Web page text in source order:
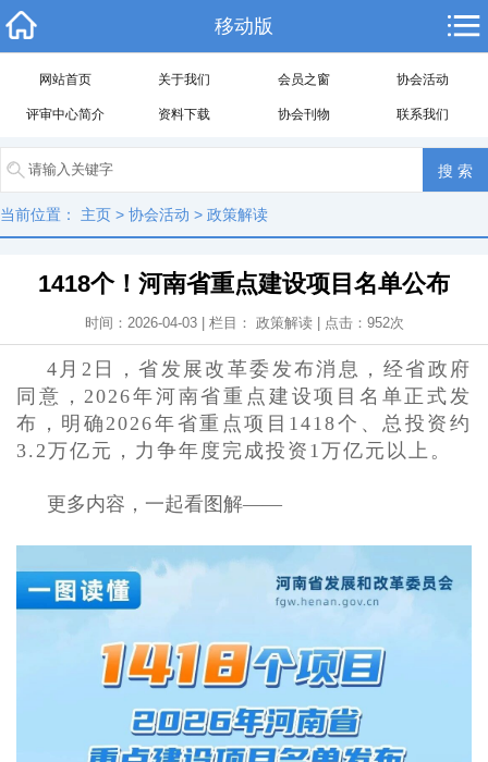
移动版
网站首页 关于我们 会员之窗 协会活动
评审中心简介 资料下载 协会刊物 联系我们
当前位置： 主页 > 协会活动 > 政策解读
1418个！河南省重点建设项目名单公布
时间：2026-04-03 | 栏目： 政策解读| 点击： 952次
4月2日，省发展改革委发布消息，经省政府
同意，2026年河南省重点建设项目名单正式发
布，明确2026年省重点项目1418个、总投资约
3.2万亿元，力争年度完成投资1万亿元以上。
更多内容，一起看图解——